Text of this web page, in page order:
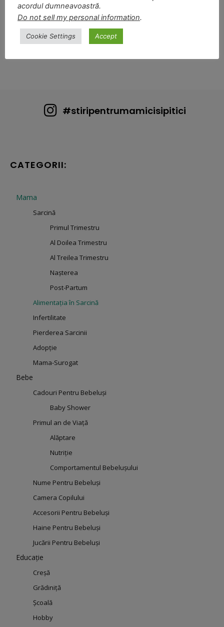
2
#stiripentrumamicisipitici
CATEGORII:
Mama
Sarcină
Primul Trimestru
Al Doilea Trimestru
Al Treilea Trimestru
Nașterea
Post-Partum
Alimentația în Sarcină
Infertilitate
Pierderea Sarcinii
Adopție
Mama-Surogat
Bebe
Cadouri Pentru Bebeluși
Baby Shower
Primul an de Viață
Alăptare
Nutriție
Comportamentul Bebelușului
Nume Pentru Bebeluși
Camera Copilului
Accesorii Pentru Bebeluși
Haine Pentru Bebeluși
Jucării Pentru Bebeluși
Educație
Creșă
Grădiniță
Școală
Hobby
acordul dumneavoastră.
Do not sell my personal information.
Cookie Settings Accept